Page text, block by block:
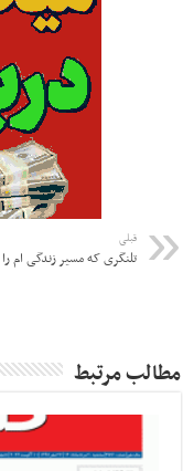
قبلی
تلنگری که مسیر زندگی ام را
مطالب مرتبط